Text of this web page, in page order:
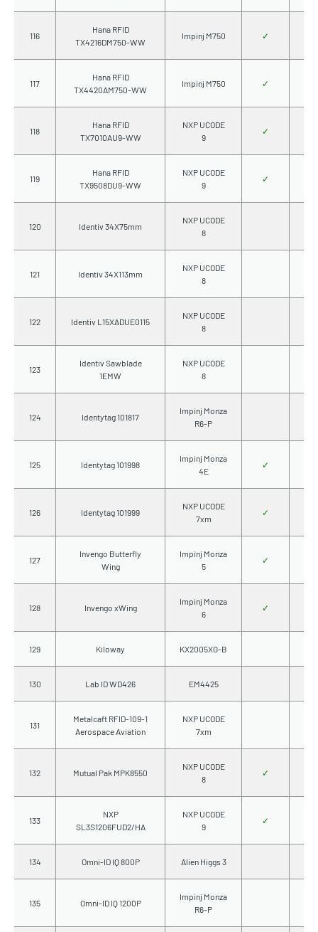
116
Hana RFID
TX4216DM750-WW
Impinj M750 ✓
117
Hana RFID
TX4420AM750-WW
Impinj M750 ✓
118
Hana RFID
TX7010AU9-WW
NXP UCODE
9
✓
119
Hana RFID
TX9508DU9-WW
NXP UCODE
9
✓
120 Identiv 34X75mm
NXP UCODE
8
121 Identiv 34X113mm
NXP UCODE
8
122 Identiv L15XADUE0115
NXP UCODE
8
123
Identiv Sawblade
1EMW
NXP UCODE
8
124 Identytag 101817
Impinj Monza
R6-P
125 Identytag 101998
Impinj Monza
4E
✓
126 Identytag 101999
NXP UCODE
7xm
✓
127
Invengo Butterfly
Wing
Impinj Monza
5
✓
128 Invengo xWing
Impinj Monza
6
✓
129 Kiloway KX2005XG-B
130 Lab ID WD426 EM4425
131
Metalcaft RFID-109-1
Aerospace Aviation
NXP UCODE
7xm
132 Mutual Pak MPK8550
NXP UCODE
8
✓
133
NXP
SL3S1206FUD2/HA
NXP UCODE
9
✓
134 Omni-ID IQ 800P Alien Higgs 3
135 Omni-ID IQ 1200P
Impinj Monza
R6-P